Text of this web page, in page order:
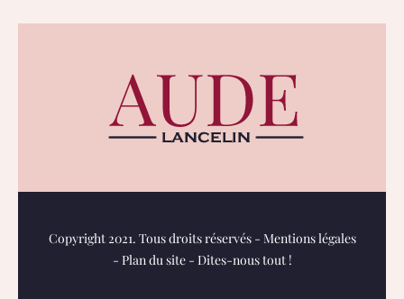
Copyright 2021. Tous droits réservés - Mentions légales
- Plan du site- Dites-nous tout !